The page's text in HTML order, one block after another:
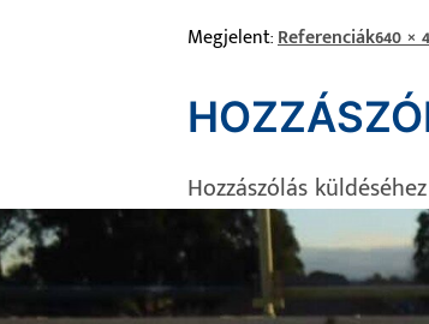
Megjelent:Referenciák640 ×
Hozzászólás küldéséhez